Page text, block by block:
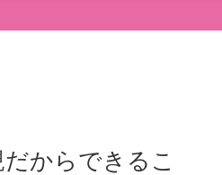
からできるこ